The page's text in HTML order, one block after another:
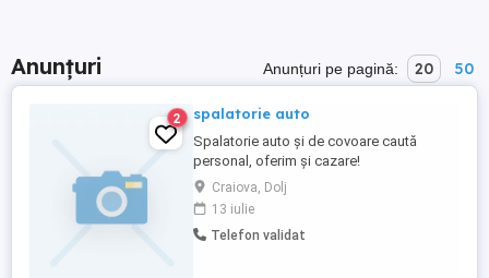
Anunțuri Anunțuri pe pagină: 20 50
2 spalatorie auto
Spalatorie auto și de covoare caută
personal, oferim și cazare!
Craiova, Dolj
13 iulie
Telefon validat